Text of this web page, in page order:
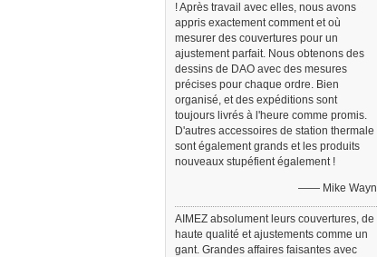
! Après travail avec elles, nous avons
appris exactement comment et où
mesurer des couvertures pour un
ajustement parfait. Nous obtenons des
dessins de DAO avec des mesures
précises pour chaque ordre. Bien
organisé, et des expéditions sont
toujours livrés à l'heure comme promis.
D'autres accessoires de station thermale
sont également grands et les produits
nouveaux stupéfient également !
—— Mike Wayn
AIMEZ absolument leurs couvertures, de
haute qualité et ajustements comme un
gant. Grandes affaires faisantes avec